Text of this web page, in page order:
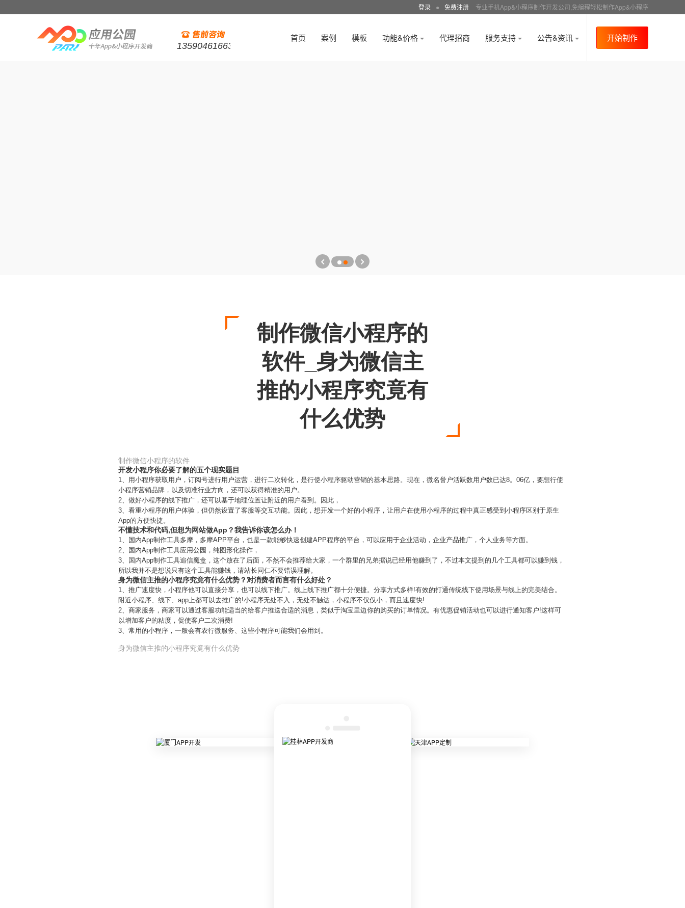
登录 ● 免费注册 专业手机App&小程序制作开发公司,免编程轻松制作App&小程序
13590461663
首页 案例 模板 功能&价格 代理招商 服务支持 公告&资讯 开始制作
制作微信小程序的
软件_身为微信主
推的小程序究竟有
什么优势
制作微信小程序的软件
开发小程序你必要了解的五个现实题目
1、用小程序获取用户，订阅号进行用户运营，进行二次转化，是行使小程序驱动营销的基本思路。现在，微名誉户活跃数用户数已达8。06亿，要想行使
小程序营销品牌，以及切准行业方向，还可以获得精准的用户。
2、做好小程序的线下推广，还可以基于地理位置让附近的用户看到。因此，
3、看重小程序的用户体验，但仍然设置了客服等交互功能。因此，想开发一个好的小程序，让用户在使用小程序的过程中真正感受到小程序区别于原生
App的方便快捷。
不懂技术和代码,但想为网站做App？我告诉你该怎么办！
1、国内App制作工具多摩，多摩APP平台，也是一款能够快速创建APP程序的平台，可以应用于企业活动，企业产品推广，个人业务等方面。
2、国内App制作工具应用公园，纯图形化操作，
3、国内App制作工具追信魔盒，这个放在了后面，不然不会推荐给大家，一个群里的兄弟据说已经用他赚到了，不过本文提到的几个工具都可以赚到钱，
所以我并不是想说只有这个工具能赚钱，请站长同仁不要错误理解。
身为微信主推的小程序究竟有什么优势？对消费者而言有什么好处？
1、推广速度快，小程序他可以直接分享，也可以线下推广。线上线下推广都十分便捷。分享方式多样!有效的打通传统线下使用场景与线上的完美结合。
附近小程序、线下、app上都可以去推广的!小程序无处不入，无处不触达，小程序不仅仅小，而且速度快!
2、商家服务，商家可以通过客服功能适当的给客户推送合适的消息，类似于淘宝里边你的购买的订单情况。有优惠促销活动也可以进行通知客户!这样可
以增加客户的粘度，促使客户二次消费!
3、常用的小程序，一般会有农行微服务、这些小程序可能我们会用到。
身为微信主推的小程序究竟有什么优势